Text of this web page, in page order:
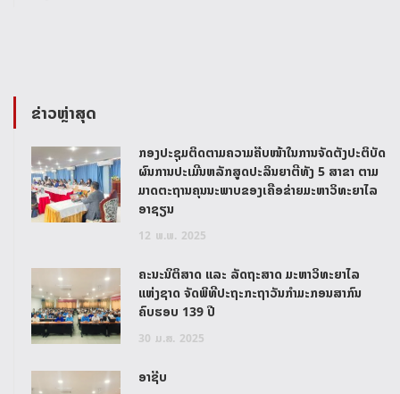
ຂ່າວຫຼ່າສຸດ
ກອງປະຊຸມຕິດຕາມຄວາມຄືບໜ້າໃນການຈັດຕັ້ງປະຕິບັດ
ຜົນການປະເມີນຫລັກສູດປະລິນຍາຕີທັງ 5 ສາຂາ ຕາມ
ມາດຕະຖານຄຸນນະພາບຂອງເຄືອຂ່າຍມະຫາວິທະຍາໄລ
ອາຊຽນ
12 ພ.ພ. 2025
ຄະນະນິຕິສາດ ແລະ ລັດຖະສາດ ມະຫາວິທະຍາໄລ
ແຫ່ງຊາດ ຈັດພິທີປະຖະກະຖາວັນກຳມະກອນສາກົນ
ຄົບຮອບ 139 ປີ
30 ມ.ສ. 2025
ອາຊີບ